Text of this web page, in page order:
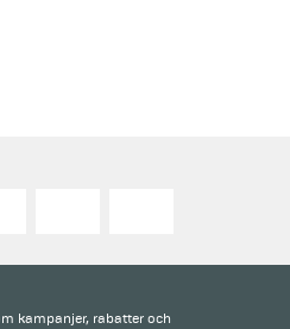
kampanjer, rabatter och